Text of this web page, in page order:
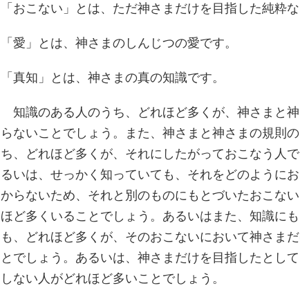
「おこない」とは、ただ神さまだけを目指した純粋な
「愛」とは、神さまのしんじつの愛です。
「真知」とは、神さまの真の知識です。
知識のある人のうち、どれほど多くが、神さまと
らないことでしょう。また、神さまと神さまの規則
ち、どれほど多くが、それにしたがっておこなう人
るいは、せっかく知っていても、それをどのように
からないため、それと別のものにもとづいたおこな
ほど多くいることでしょう。あるいはまた、知識に
も、どれほど多くが、そのおこないにおいて神さま
とでしょう。あるいは、神さまだけを目指したとし
しない人がどれほど多いことでしょう。